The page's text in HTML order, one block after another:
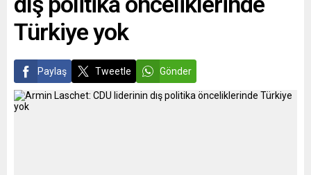
Türkiye yok
Paylaş Tweetle Gönder